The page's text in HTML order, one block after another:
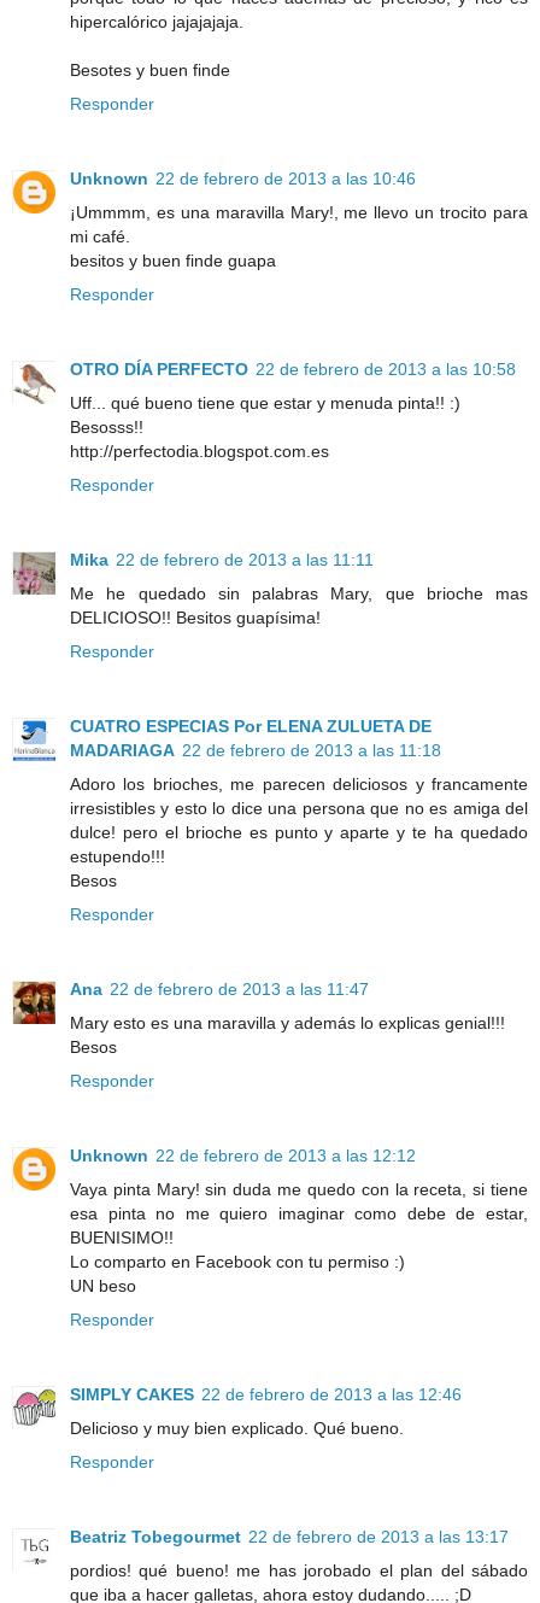
hipercalórico jajajajaja.
Besotes y buen finde
Responder
Unknown 22 de febrero de 2013 a las 10:46
¡Ummmm, es una maravilla Mary!, me llevo un trocito para
mi café.
besitos y buen finde guapa
Responder
OTRO DÍA PERFECTO 22 de febrero de 2013 a las 10:58
Uff... qué bueno tiene que estar y menuda pinta!! :)
Besosss!!
http://perfectodia.blogspot.com.es
Responder
Mika 22 de febrero de 2013 a las 11:11
Me he quedado sin palabras Mary, que brioche mas
DELICIOSO!! Besitos guapísima!
Responder
CUATRO ESPECIAS Por ELENA ZULUETA DE
MADARIAGA 22 de febrero de 2013 a las 11:18
Adoro los brioches, me parecen deliciosos y francamente
irresistibles y esto lo dice una persona que no es amiga del
dulce! pero el brioche es punto y aparte y te ha quedado
estupendo!!!
Besos
Responder
Ana 22 de febrero de 2013 a las 11:47
Mary esto es una maravilla y además lo explicas genial!!!
Besos
Responder
Unknown 22 de febrero de 2013 a las 12:12
Vaya pinta Mary! sin duda me quedo con la receta, si tiene
esa pinta no me quiero imaginar como debe de estar,
BUENISIMO!!
Lo comparto en Facebook con tu permiso :)
UN beso
Responder
SIMPLY CAKES 22 de febrero de 2013 a las 12:46
Delicioso y muy bien explicado. Qué bueno.
Responder
Beatriz Tobegourmet 22 de febrero de 2013 a las 13:17
pordios! qué bueno! me has jorobado el plan del sábado
que iba a hacer galletas, ahora estoy dudando..... ;D